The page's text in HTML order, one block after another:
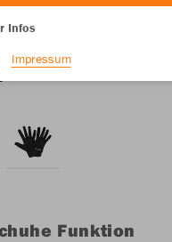
Funktion
Infos
Impressum